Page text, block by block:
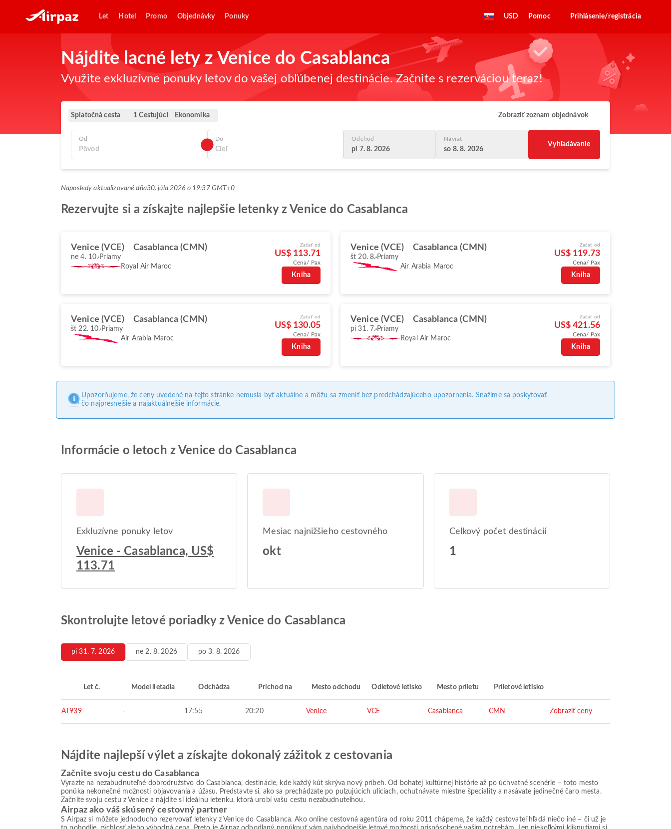
Let Hotel Promo Objednávky Ponuky USD Pomoc Prihlásenie/registrácia
Nájdite lacné lety z Venice do Casablanca
Využite exkluzívne ponuky letov do vašej obľúbenej destinácie. Začnite s rezerváciou teraz!
Spiatočná cesta 1 Cestujúci Ekonomika Zobraziť zoznam objednávok
Od Do Odchod
pi 7. 8. 2026
Návrat
so 8. 8. 2026
Vyhľadávanie
Naposledy aktualizované dňa30. júla 2026 o 19:37 GMT+0
Rezervujte si a získajte najlepšie letenky z Venice do Casablanca
Venice (VCE) Casablanca (CMN)
ne 4. 10. Priamy
Royal Air Maroc
Začať od
US$ 113.71
Cena/ Pax
Kniha
Venice (VCE) Casablanca (CMN)
št 20. 8. Priamy
Air Arabia Maroc
Začať od
US$ 119.73
Cena/ Pax
Kniha
Venice (VCE) Casablanca (CMN)
št 22. 10. Priamy
Air Arabia Maroc
Začať od
US$ 130.05
Cena/ Pax
Kniha
Venice (VCE) Casablanca (CMN)
pi 31. 7. Priamy
Royal Air Maroc
Začať od
US$ 421.56
Cena/ Pax
Kniha
Upozorňujeme, že ceny uvedené na tejto stránke nemusia byť aktuálne a môžu sa zmeniť bez predchádzajúceho upozornenia. Snažíme sa poskytovať
čo najpresnejšie a najaktuálnejšie informácie.
Informácie o letoch z Venice do Casablanca
Exkluzívne ponuky letov
Venice - Casablanca, US$
113.71
Mesiac najnižšieho cestovného
okt
Celkový počet destinácií
1
Skontrolujte letové poriadky z Venice do Casablanca
pi 31. 7. 2026 ne 2. 8. 2026 po 3. 8. 2026
Let č. Model lietadla Odchádza Príchod na Mesto odchodu Odletové letisko Mesto príletu Príletové letisko
AT939 - 17:55 20:20 Venice VCE Casablanca CMN Zobraziť ceny
Nájdite najlepší výlet a získajte dokonalý zážitok z cestovania
Začnite svoju cestu do Casablanca
Vyrazte na nezabudnuteľné dobrodružstvo do Casablanca, destinácie, kde každý kút skrýva nový príbeh. Od bohatej kultúrnej histórie až po úchvatné scenérie – toto mesto
ponúka nekonečné možnosti objavovania a úžasu. Predstavte si, ako sa prechádzate po pulzujúcich uliciach, ochutnávate miestne špeciality a nasávate jedinečné čaro mesta.
Začnite svoju cestu z Venice a nájdite si ideálnu letenku, ktorá urobí vašu cestu nezabudnuteľnou.
Airpaz ako váš skúsený cestovný partner
S Airpaz si môžete jednoducho rezervovať letenky z Venice do Casablanca. Ako online cestovná agentúra od roku 2011 chápeme, že každý cestovateľ hľadá niečo iné – či už je